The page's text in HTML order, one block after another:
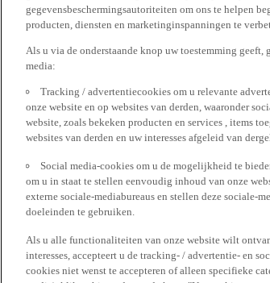
gegevensbeschermingsautoriteiten om ons te helpen
producten, diensten en marketinginspanningen te
Als u via de onderstaande knop uw toestemming
media:
Tracking / advertentiecookies om u relevante
onze website en op websites van derden, waaronder
website, zoals bekeken producten en services , items
websites van derden en uw interesses afgeleid van
Social media-cookies om u de mogelijkheid te
om u in staat te stellen eenvoudig inhoud van onze
externe sociale-mediabureaus en stellen deze sociale-
doeleinden te gebruiken.
Als u alle functionaliteiten van onze website wilt
interesses, accepteert u de tracking- / advertentie- en
cookies niet wenst te accepteren of alleen specifieke